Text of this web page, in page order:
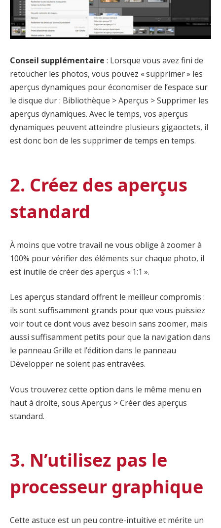
Conseil supplémentaire : Lorsque vous avez fini de
retoucher les photos, vous pouvez « supprimer » les
aperçus dynamiques pour économiser de l’espace sur
le disque dur : Bibliothèque > Aperçus > Supprimer les
aperçus dynamiques. Avec le temps, vos aperçus
dynamiques peuvent atteindre plusieurs gigaoctets, il
est donc bon de les supprimer de temps en temps.
2. Créez des aperçus
standard
À moins que votre travail ne vous oblige à zoomer à
100% pour vérifier des éléments sur chaque photo, il
est inutile de créer des aperçus « 1:1 ».
Les aperçus standard offrent le meilleur compromis :
ils sont suffisamment grands pour que vous puissiez
voir tout ce dont vous avez besoin sans zoomer, mais
aussi suffisamment petits pour que la navigation dans
le panneau Grille et l’édition dans le panneau
Développer ne soient pas entravées.
Vous trouverez cette option dans le même menu en
haut à droite, sous Aperçus > Créer des aperçus
standard.
3. N’utilisez pas le
processeur graphique
Cette astuce est un peu contre-intuitive et mérite un